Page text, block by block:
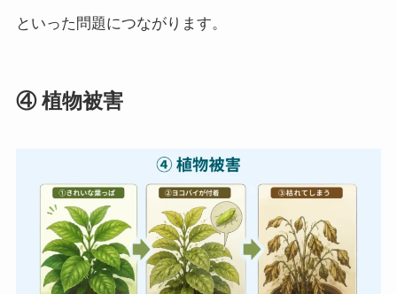
といった問題につながります。
④ 植物被害